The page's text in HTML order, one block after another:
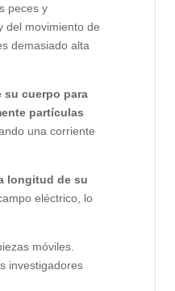
peces y
del movimiento de
demasiado alta
su cuerpo para
partículas
una corriente
longitud de su
eléctrico, lo
móviles.
investigadores